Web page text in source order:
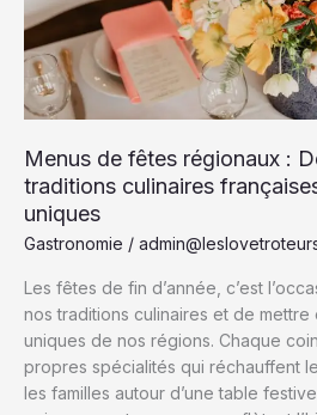
Menus de fêtes régionaux :
traditions culinaires
uniques
Gastronomie /
Les fêtes de fin d’année, c’est
nos traditions culinaires et de mettre
uniques de nos régions. Chaque
propres spécialités qui réchauffent
les familles autour d’une table